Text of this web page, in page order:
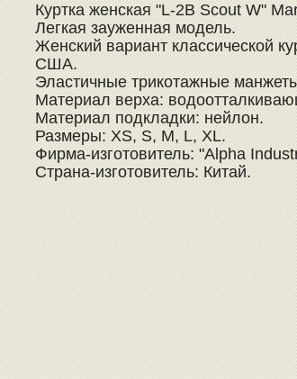
Куртка женская "L-2B Scout W"
Легкая зауженная модель.
Женский вариант классической
США.
Эластичные трикотажные
Материал верха:
Материал подкладки: нейлон.
Размеры: XS, S, M, L, XL.
Фирма-изготовитель: "Alpha
Страна-изготовитель: Китай.